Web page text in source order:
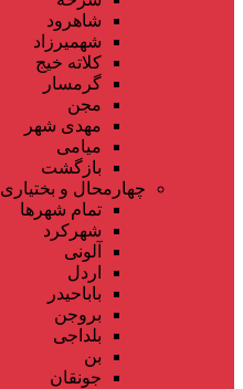
شاهرود
شهمیرزاد
کلاته خیج
گرمسار
مجن
مهدی شهر
میامی
بازگشت
چهارمحال و بختیاری
تمام شهر‌ها
شهرکرد
آلونی
اردل
باباحیدر
بروجن
بلداجی
بن
جونقان